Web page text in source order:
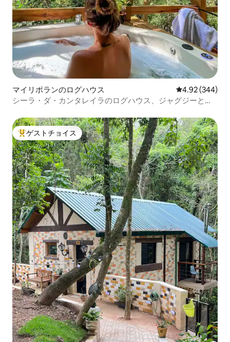
マイリポランのログハウス レビュー344
4.92 (344)
シーラ・ダ・カンタレイラのログハウス、ジャグジーと暖
大好評のゲストチョイスです。
ゲストチョイス